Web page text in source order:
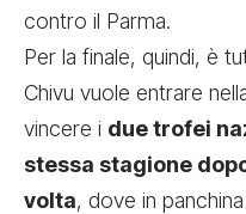
contro il Parma.
Per la finale, quindi, è
Chivu vuole entrare
vincere i due trofei
stessa stagione
volta, dove in